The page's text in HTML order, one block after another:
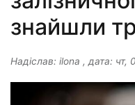
знайшли
Надіслав: ilona , дата: чт,